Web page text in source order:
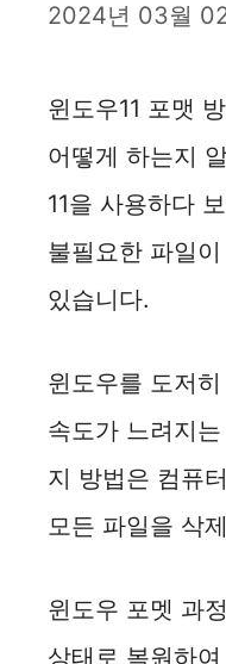
2024년 03월
윈도우11 포맷
어떻게 하는지
11을 사용하다
불필요한 파일
있습니다.
윈도우를 도저
속도가 느려지
지 방법은 컴퓨
모든 파일을 삭
윈도우 포멧 과
상태로 복원하